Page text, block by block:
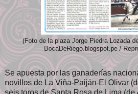
(Foto de la plaza Jorge Piedra Lozada
BocaDeRiego.blogspot.pe /
Se apuesta por las ganaderías
novillos de La Viña-Paiján-El Olivar
seis toros de Santa Rosa de Lima (de